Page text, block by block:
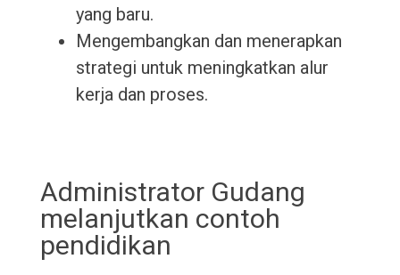
yang baru.
Mengembangkan dan menerapkan
strategi untuk meningkatkan alur
kerja dan proses.
Administrator Gudang
melanjutkan contoh
pendidikan